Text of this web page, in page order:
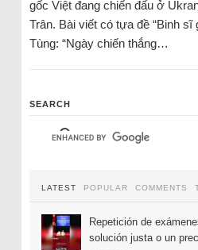
gốc Việt đang chiến đấu ở
Trân. Bài viết có tựa đề “Binh sĩ
Tùng: “Ngày chiến thắng…
SEARCH
LATEST POPULAR COMMENTS
Repetición de
solución justa o un